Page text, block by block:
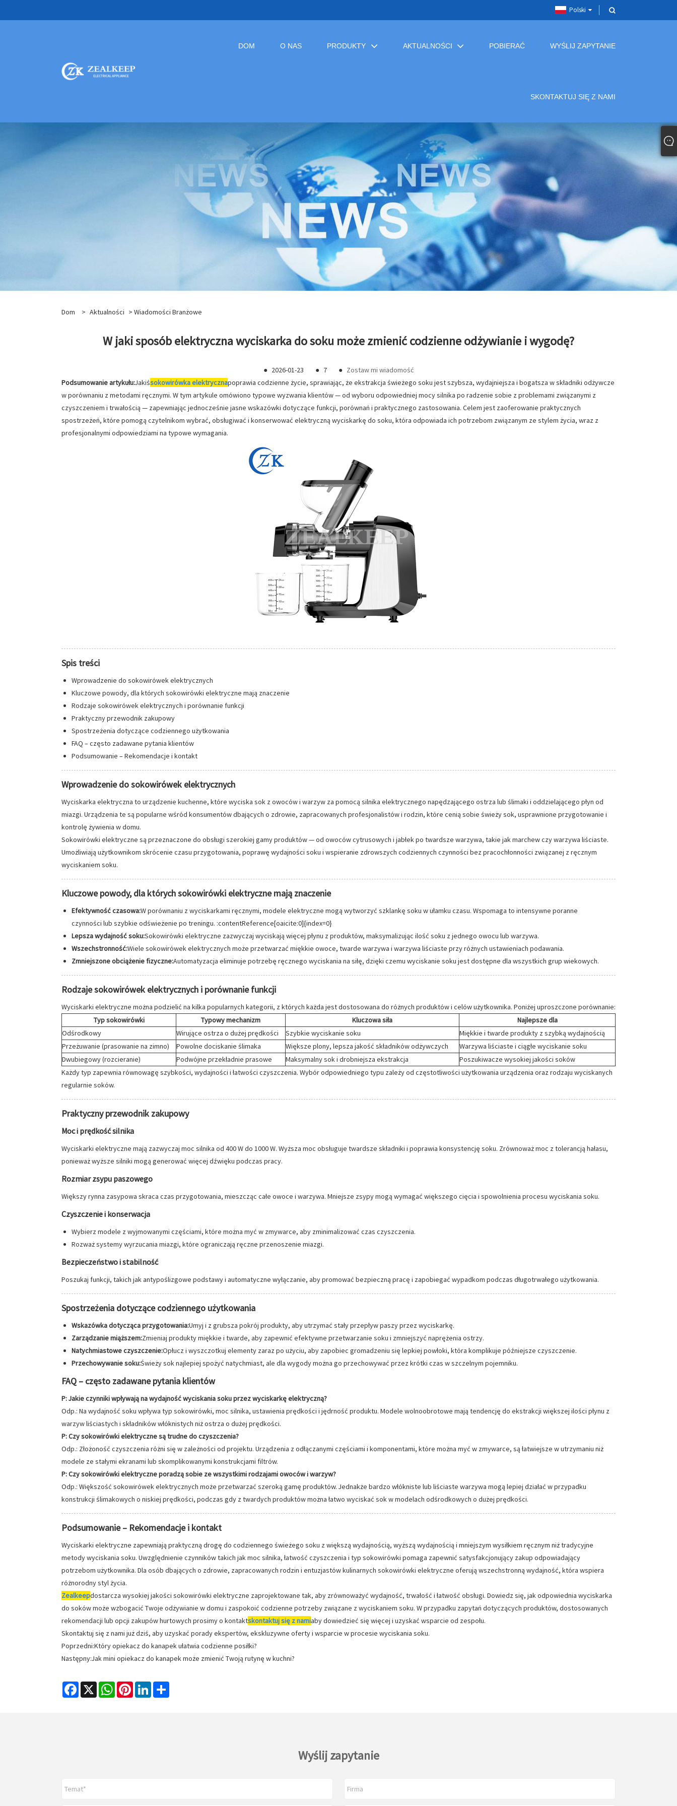
Polski
DOM O NAS PRODUKTY AKTUALNOŚCI POBIERAĆ WYŚLIJ ZAPYTANIE
SKONTAKTUJ SIĘ Z NAMI
Dom > Aktualności > Wiadomości Branżowe
W jaki sposób elektryczna wyciskarka do soku może zmienić codzienne odżywianie i wygodę?
● 2026-01-23 ● 7 ● Zostaw mi wiadomość
Podsumowanie artykułu:Jakiśsokowirówka elektrycznapoprawia codzienne życie, sprawiając, że ekstrakcja świeżego soku jest szybsza, wydajniejsza i bogatsza w składniki odżywcze
w porównaniu z metodami ręcznymi. W tym artykule omówiono typowe wyzwania klientów — od wyboru odpowiedniej mocy silnika po radzenie sobie z problemami związanymi z
czyszczeniem i trwałością — zapewniając jednocześnie jasne wskazówki dotyczące funkcji, porównań i praktycznego zastosowania. Celem jest zaoferowanie praktycznych
spostrzeżeń, które pomogą czytelnikom wybrać, obsługiwać i konserwować elektryczną wyciskarkę do soku, która odpowiada ich potrzebom związanym ze stylem życia, wraz z
profesjonalnymi odpowiedziami na typowe wymagania.
Spis treści
Wprowadzenie do sokowirówek elektrycznych
Kluczowe powody, dla których sokowirówki elektryczne mają znaczenie
Rodzaje sokowirówek elektrycznych i porównanie funkcji
Praktyczny przewodnik zakupowy
Spostrzeżenia dotyczące codziennego użytkowania
FAQ – często zadawane pytania klientów
Podsumowanie – Rekomendacje i kontakt
Wprowadzenie do sokowirówek elektrycznych
Wyciskarka elektryczna to urządzenie kuchenne, które wyciska sok z owoców i warzyw za pomocą silnika elektrycznego napędzającego ostrza lub ślimaki i oddzielającego płyn od
miazgi. Urządzenia te są popularne wśród konsumentów dbających o zdrowie, zapracowanych profesjonalistów i rodzin, które cenią sobie świeży sok, usprawnione przygotowanie i
kontrolę żywienia w domu.
Sokowirówki elektryczne są przeznaczone do obsługi szerokiej gamy produktów — od owoców cytrusowych i jabłek po twardsze warzywa, takie jak marchew czy warzywa liściaste.
Umożliwiają użytkownikom skrócenie czasu przygotowania, poprawę wydajności soku i wspieranie zdrowszych codziennych czynności bez pracochłonności związanej z ręcznym
wyciskaniem soku.
Kluczowe powody, dla których sokowirówki elektryczne mają znaczenie
Efektywność czasowa:W porównaniu z wyciskarkami ręcznymi, modele elektryczne mogą wytworzyć szklankę soku w ułamku czasu. Wspomaga to intensywne poranne
czynności lub szybkie odświeżenie po treningu. :contentReference[oaicite:0]{index=0}
Lepsza wydajność soku:Sokowirówki elektryczne zazwyczaj wyciskają więcej płynu z produktów, maksymalizując ilość soku z jednego owocu lub warzywa.
Wszechstronność:Wiele sokowirówek elektrycznych może przetwarzać miękkie owoce, twarde warzywa i warzywa liściaste przy różnych ustawieniach podawania.
Zmniejszone obciążenie fizyczne:Automatyzacja eliminuje potrzebę ręcznego wyciskania na siłę, dzięki czemu wyciskanie soku jest dostępne dla wszystkich grup wiekowych.
Rodzaje sokowirówek elektrycznych i porównanie funkcji
Wyciskarki elektryczne można podzielić na kilka popularnych kategorii, z których każda jest dostosowana do różnych produktów i celów użytkownika. Poniżej uproszczone porównanie:
Typ sokowirówki
Typowy mechanizm Kluczowa siła
Najlepsze dla
Odśrodkowy
Wirujące ostrza o dużej prędkości Szybkie wyciskanie soku
Miękkie i twarde produkty z szybką wydajnością
Przeżuwanie (prasowanie na zimno)
Powolne dociskanie ślimaka Większe plony, lepsza jakość składników odżywczych
Warzywa liściaste i ciągłe wyciskanie soku
Dwubiegowy (rozcieranie)
Podwójne przekładnie prasowe Maksymalny sok i drobniejsza ekstrakcja
Poszukiwacze wysokiej jakości soków
Każdy typ zapewnia równowagę szybkości, wydajności i łatwości czyszczenia. Wybór odpowiedniego typu zależy od częstotliwości użytkowania urządzenia oraz rodzaju wyciskanych
regularnie soków.
Praktyczny przewodnik zakupowy
Moc i prędkość silnika
Wyciskarki elektryczne mają zazwyczaj moc silnika od 400 W do 1000 W. Wyższa moc obsługuje twardsze składniki i poprawia konsystencję soku. Zrównoważ moc z tolerancją hałasu,
ponieważ wyższe silniki mogą generować więcej dźwięku podczas pracy.
Rozmiar zsypu paszowego
Większy rynna zasypowa skraca czas przygotowania, mieszcząc całe owoce i warzywa. Mniejsze zsypy mogą wymagać większego cięcia i spowolnienia procesu wyciskania soku.
Czyszczenie i konserwacja
Wybierz modele z wyjmowanymi częściami, które można myć w zmywarce, aby zminimalizować czas czyszczenia.
Rozważ systemy wyrzucania miazgi, które ograniczają ręczne przenoszenie miazgi.
Bezpieczeństwo i stabilność
Poszukaj funkcji, takich jak antypoślizgowe podstawy i automatyczne wyłączanie, aby promować bezpieczną pracę i zapobiegać wypadkom podczas długotrwałego użytkowania.
Spostrzeżenia dotyczące codziennego użytkowania
Wskazówka dotycząca przygotowania:Umyj i z grubsza pokrój produkty, aby utrzymać stały przepływ paszy przez wyciskarkę.
Zarządzanie miąższem:Zmieniaj produkty miękkie i twarde, aby zapewnić efektywne przetwarzanie soku i zmniejszyć naprężenia ostrzy.
Natychmiastowe czyszczenie:Opłucz i wyszczotkuj elementy zaraz po użyciu, aby zapobiec gromadzeniu się lepkiej powłoki, która komplikuje późniejsze czyszczenie.
Przechowywanie soku:Świeży sok najlepiej spożyć natychmiast, ale dla wygody można go przechowywać przez krótki czas w szczelnym pojemniku.
FAQ – często zadawane pytania klientów
P: Jakie czynniki wpływają na wydajność wyciskania soku przez wyciskarkę elektryczną?
Odp.: Na wydajność soku wpływa typ sokowirówki, moc silnika, ustawienia prędkości i jędrność produktu. Modele wolnoobrotowe mają tendencję do ekstrakcji większej ilości płynu z
warzyw liściastych i składników włóknistych niż ostrza o dużej prędkości.
P: Czy sokowirówki elektryczne są trudne do czyszczenia?
Odp.: Złożoność czyszczenia różni się w zależności od projektu. Urządzenia z odłączanymi częściami i komponentami, które można myć w zmywarce, są łatwiejsze w utrzymaniu niż
modele ze stałymi ekranami lub skomplikowanymi konstrukcjami filtrów.
P: Czy sokowirówki elektryczne poradzą sobie ze wszystkimi rodzajami owoców i warzyw?
Odp.: Większość sokowirówek elektrycznych może przetwarzać szeroką gamę produktów. Jednakże bardzo włókniste lub liściaste warzywa mogą lepiej działać w przypadku
konstrukcji ślimakowych o niskiej prędkości, podczas gdy z twardych produktów można łatwo wyciskać sok w modelach odśrodkowych o dużej prędkości.
Podsumowanie – Rekomendacje i kontakt
Wyciskarki elektryczne zapewniają praktyczną drogę do codziennego świeżego soku z większą wydajnością, wyższą wydajnością i mniejszym wysiłkiem ręcznym niż tradycyjne
metody wyciskania soku. Uwzględnienie czynników takich jak moc silnika, łatwość czyszczenia i typ sokowirówki pomaga zapewnić satysfakcjonujący zakup odpowiadający
potrzebom użytkownika. Dla osób dbających o zdrowie, zapracowanych rodzin i entuzjastów kulinarnych sokowirówki elektryczne oferują wszechstronną wydajność, która wspiera
różnorodny styl życia.
Zealkeepdostarcza wysokiej jakości sokowirówki elektryczne zaprojektowane tak, aby zrównoważyć wydajność, trwałość i łatwość obsługi. Dowiedz się, jak odpowiednia wyciskarka
do soków może wzbogacić Twoje odżywianie w domu i zaspokoić codzienne potrzeby związane z wyciskaniem soku. W przypadku zapytań dotyczących produktów, dostosowanych
rekomendacji lub opcji zakupów hurtowych prosimy o kontaktskontaktuj się z namiaby dowiedzieć się więcej i uzyskać wsparcie od zespołu.
Skontaktuj się z nami już dziś, aby uzyskać porady ekspertów, ekskluzywne oferty i wsparcie w procesie wyciskania soku.
Poprzedni:Który opiekacz do kanapek ułatwia codzienne posiłki?
Następny:Jak mini opiekacz do kanapek może zmienić Twoją rutynę w kuchni?
Facebook
X WhatsAppPinterestLinkedIn
Wyślij zapytanie